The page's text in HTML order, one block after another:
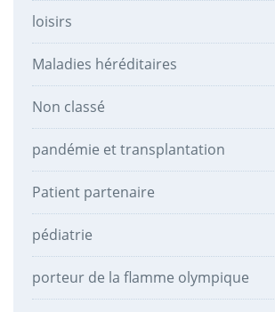
loisirs
Maladies héréditaires
Non classé
pandémie et transplantation
Patient partenaire
pédiatrie
porteur de la flamme olympique